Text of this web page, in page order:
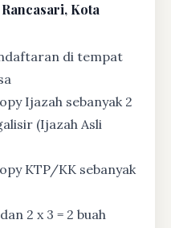
Kota
di tempat
Ijazah sebanyak 2
(Ijazah Asli
KTP/KK sebanyak
2 x 3 = 2 buah